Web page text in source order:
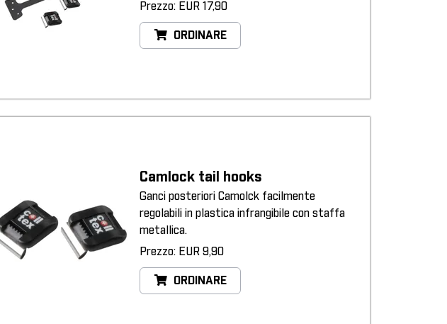
Prezzo: EUR 17,90
ORDINARE
Camlock tail hooks
Ganci posteriori Camolck facilmente
regolabili in plastica infrangibile con staffa
metallica.
Prezzo: EUR 9,90
ORDINARE